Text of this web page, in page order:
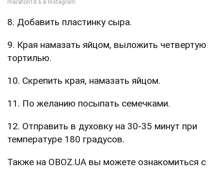
8. Добавить пластинку сыра.
9. Края намазать яйцом, выложить четвертую
тортилью.
10. Скрепить края, намазать яйцом.
11. По желанию посыпать семечками.
12. Отправить в духовку на 30-35 минут при
температуре 180 градусов.
Также на OBOZ.UA вы можете ознакомиться с